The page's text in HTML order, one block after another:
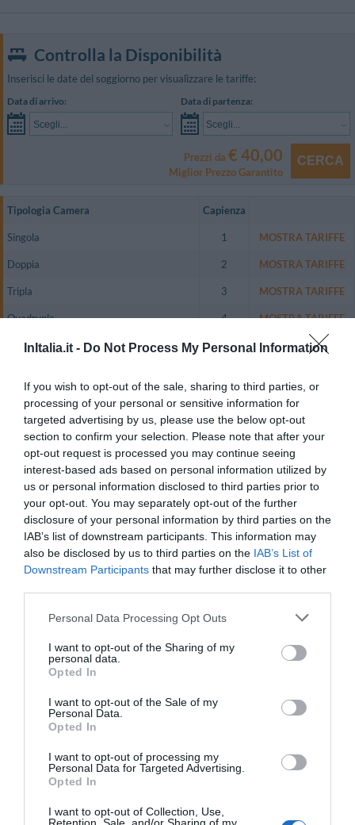
InItalia.it - Do Not Process My Personal Information
If you wish to opt-out of the sale, sharing to third parties, or
processing of your personal or sensitive information for
targeted advertising by us, please use the below opt-out
section to confirm your selection. Please note that after your
opt-out request is processed you may continue seeing
interest-based ads based on personal information utilized by
us or personal information disclosed to third parties prior to
your opt-out. You may separately opt-out of the further
disclosure of your personal information by third parties on the
IAB’s list of downstream participants. This information may
also be disclosed by us to third parties on the IAB’s List of
Downstream Participants that may further disclose it to other
Personal Data Processing Opt Outs
I want to opt-out of the Sharing of my
personal data.
Opted In
I want to opt-out of the Sale of my
Personal Data.
Opted In
I want to opt-out of processing my
Personal Data for Targeted Advertising.
Opted In
I want to opt-out of Collection, Use,
Controlla la Disponibilità
Inserisci le date del soggiorno per visualizzare le tariffe:
Data di arrivo:
Scegli...
Data di partenza:
Scegli...
Prezzi da € 40,00
Miglior Prezzo Garantito
CERCA
Tipologia Camera Capienza
Singola 1 MOSTRA TARIFFE
Doppia 2 MOSTRA TARIFFE
Tripla 3 MOSTRA TARIFFE
Quadrupla 4 MOSTRA TARIFFE
Doppia uso Singola 1 MOSTRA TARIFFE
Appartamento per 8 persone 8 MOSTRA TARIFFE
Il Resort è finemente arredato con una splendida fusione tra classico e
moderno.Ogni appartamento può ospitare fino a 4 persone e dispone di
cucina completa di tutto il necessario, camera da letto, soggiorno, bagno
interno con doccia e asciugacapelli, accesso ad Internet, telefono, TV-LCD
digitale, riscaldamento,aria condizionata, servizio di pulizia in camera,
ricambio settimanale lenzuola e servizio portineria h24. E disponibile
un’area lavanderia con lavatrice, stenditoio e stireria.
Camere disponibili: Singola, Doppia, Tripla, Quadrupla, Doppia uso Singola,
Bilocale per 5 persone, Appartamento per 8 persone.
comuni
Cassaforte
Check In e Check Out Rapidi
Connessione ad Internet
Informazioni Turistiche
Portiere
Reception - 24 ore su 24
Sala Banchetti / Ricevimenti
Ristorante e Bar
NovaRestaurant è il luogo ideale per apprezzare le diversità
Si può gustare l'Antipasto di Mare “Nova con calamaretti farciti con ricotta
di bufala e menta, carpaccio di polipo con rucola, gamberoni lardellati,
bianchetti gratinati su foglia di limone, radicchio e seppioline all’insalata;
o ancora assaggiare la nostra Zuppa di pesce con coccio, triglietta, seppia,
gamberoni e frutti di mare…
e non siamo solo “d’aMare”…
Accettati Animali Piccola Taglia
Biglietteria Aerea
Cambio Valuta
Cameriere personale
Centro Fitness / Palestra
Cucina Internazionale
Equitazione
Escursioni
Caratteristiche dell'hotel
Camere Fumatori
Camere Non Fumatori
Camere VIP
Camere familiari
Camere per Diversamente Abili
Terrazza
Vista Panoramica